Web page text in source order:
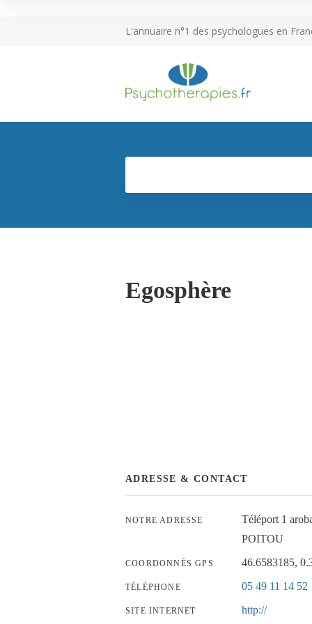
L'annuaire n°1 des psychologues en
Egosphère
ADRESSE & CONTACT
NOTRE ADRESSE
Téléport 1
POITOU
COORDONNÉS GPS 46.6583185,
TÉLÉPHONE 05 49 11 14 52
SITE INTERNET http://